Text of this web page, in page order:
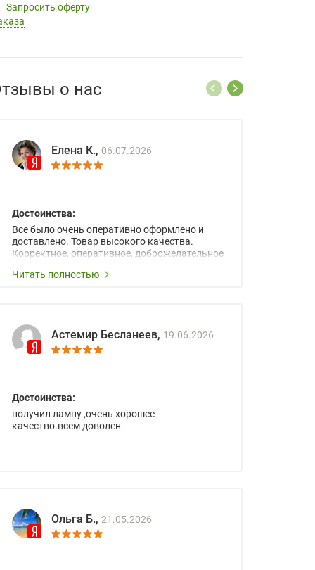
Запросить оферту
о нас
Елена К., 06.07.2026
Достоинства:
Все было очень оперативно оформлено и
доставлено. Товар высокого качества.
Корректное, оперативное, доброжелательное
Читать полностью
Астемир Бесланеев, 19.06.2026
Достоинства:
получил лампу ,очень хорошее
качество.всем доволен.
Ольга Б., 21.05.2026